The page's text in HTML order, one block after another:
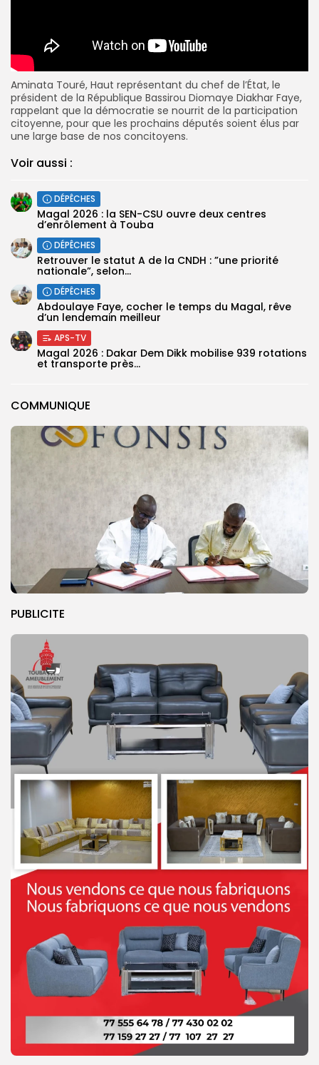
COMMUNIQUE
PUBLICITE
Aminata Touré, Haut représentant du chef de l’État, le
président de la République Bassirou Diomaye Diakhar Faye,
rappelant que la démocratie se nourrit de la participation
citoyenne, pour que les prochains députés soient élus par
une large base de nos concitoyens.
Voir aussi :
DÉPÊCHES
Magal 2026 : la SEN-CSU ouvre deux centres
d’enrôlement à Touba
DÉPÊCHES
Retrouver le statut A de la CNDH : ”une priorité
nationale”, selon...
DÉPÊCHES
Abdoulaye Faye, cocher le temps du Magal, rêve
d’un lendemain meilleur
APS-TV
Magal 2026 : Dakar Dem Dikk mobilise 939 rotations
et transporte près...